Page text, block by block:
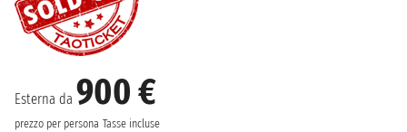
Esterna da 900 €
prezzo per persona Tasse incluse